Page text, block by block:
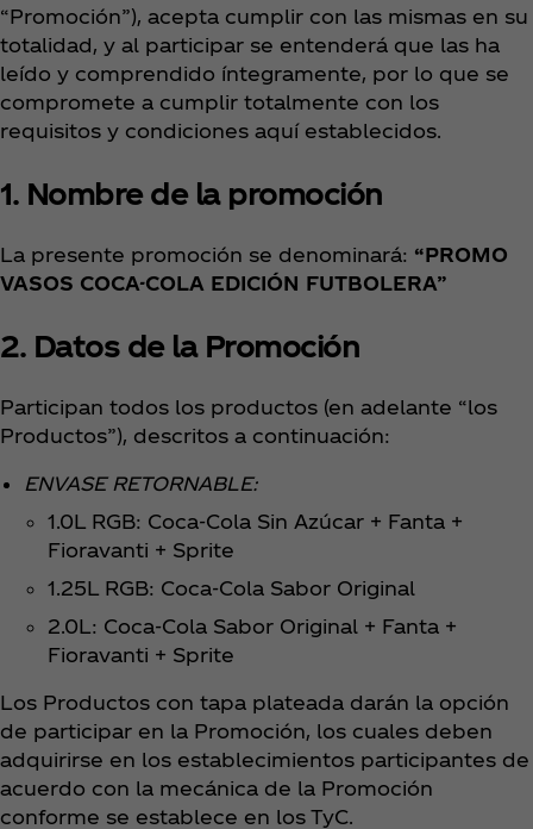
“Promoción”), acepta cumplir con las mismas en su
totalidad, y al participar se entenderá que las ha
leído y comprendido íntegramente, por lo que se
compromete a cumplir totalmente con los
requisitos y condiciones aquí establecidos.
1. Nombre de la promoción
La presente promoción se denominará: “PROMO
VASOS COCA-COLA EDICIÓN FUTBOLERA”
2. Datos de la Promoción
Participan todos los productos (en adelante “los
Productos”), descritos a continuación:
ENVASE RETORNABLE:
1.0L RGB: Coca‑Cola Sin Azúcar + Fanta +
Fioravanti + Sprite
1.25L RGB: Coca‑Cola Sabor Original
2.0L: Coca‑Cola Sabor Original + Fanta +
Fioravanti + Sprite
Los Productos con tapa plateada darán la opción
de participar en la Promoción, los cuales deben
adquirirse en los establecimientos participantes de
acuerdo con la mecánica de la Promoción
conforme se establece en los TyC.